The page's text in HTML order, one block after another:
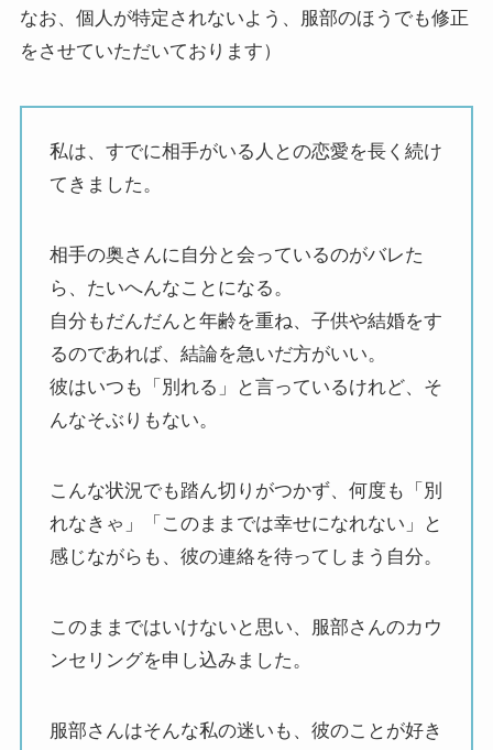
なお、個人が特定されないよう、服部のほうでも修正
をさせていただいております）
私は、すでに相手がいる人との恋愛を長く続け
てきました。
相手の奥さんに自分と会っているのがバレた
ら、たいへんなことになる。
自分もだんだんと年齢を重ね、子供や結婚をす
るのであれば、結論を急いだ方がいい。
彼はいつも「別れる」と言っているけれど、そ
んなそぶりもない。
こんな状況でも踏ん切りがつかず、何度も「別
れなきゃ」「このままでは幸せになれない」と
感じながらも、彼の連絡を待ってしまう自分。
このままではいけないと思い、服部さんのカウ
ンセリングを申し込みました。
服部さんはそんな私の迷いも、彼のことが好き